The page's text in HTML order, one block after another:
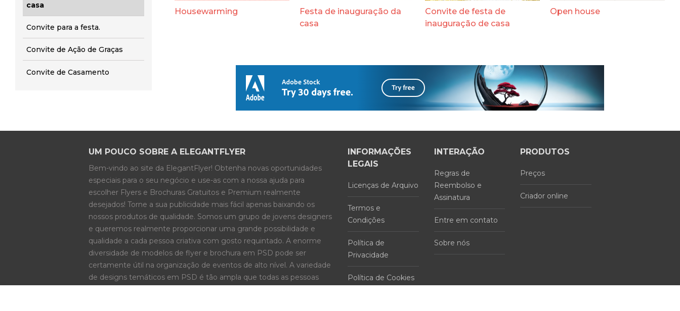
casa
Convite para a festa.
Convite de Ação de Graças
Convite de Casamento
Housewarming
Festa de inauguração da
casa
Convite de festa de
inauguração de casa
Open house
UM POUCO SOBRE A ELEGANTFLYER
Bem-vindo ao site da ElegantFlyer! Obtenha novas oportunidades
especiais para o seu negócio e use-as com a nossa ajuda para
escolher Flyers e Brochuras Gratuitos e Premium realmente
desejados! Torne a sua publicidade mais fácil apenas baixando os
nossos produtos de qualidade. Somos um grupo de jovens designers
e queremos realmente proporcionar uma grande possibilidade e
qualidade a cada pessoa criativa com gosto requintado. A enorme
diversidade de modelos de flyer e brochura em PSD pode ser
certamente útil na organização de eventos de alto nível. A variedade
de designs temáticos em PSD é tão ampla que todas as pessoas
INFORMAÇÕES
LEGAIS
Licenças de Arquivo
Termos e
Condições
Política de
Privacidade
Política de Cookies
INTERAÇÃO
Regras de
Reembolso e
Assinatura
Entre em contato
Sobre nós
PRODUTOS
Preços
Criador online